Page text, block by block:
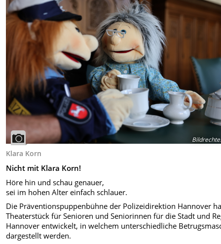
Bildrechte:
Klara Korn
Nicht mit Klara Korn!
Höre hin und schau genauer,
sei im hohen Alter einfach schlauer.
Die Präventionspuppenbühne der Polizeidirektion Hannover
Theaterstück für Senioren und Seniorinnen für die Stadt und
Hannover entwickelt, in welchem unterschiedliche
dargestellt werden.